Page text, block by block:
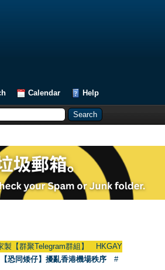
Calendar Help
群組】 HKGAY.net has already
恐同矮仔】擾亂香港機場秩序
#